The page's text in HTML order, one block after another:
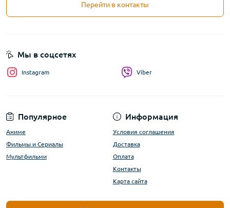
Перейти в контакты
Популярное
Аниме
Фильмы и Сериалы
Мультфильми
Информация
Условия соглашения
Доставка
Оплата
Контакты
Карта сайта
Мы в соцсетях
Instagram Viber